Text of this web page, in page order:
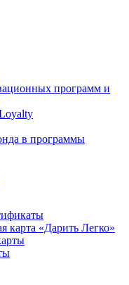
программ и
в программы
карта «Дарить Легко»